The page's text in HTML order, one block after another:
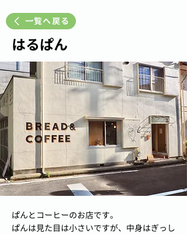
一覧へ戻る
はるぱん
ぱんとコーヒーのお店です。
ぱんは見た目は小さいですが、中身はぎっし